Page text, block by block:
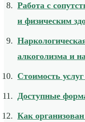
Работа с
и физическим
алкоголизма и
Стоимость
Доступные
Как